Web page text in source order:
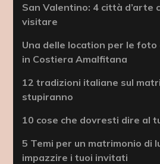
San Valentino: 4 città d’arte
visitare
Una delle location per le foto
in Costiera Amalfitana
12 tradizioni italiane sul
stupiranno
10 cose che dovresti dire al
5 Temi per un matrimonio di
impazzire i tuoi invitati